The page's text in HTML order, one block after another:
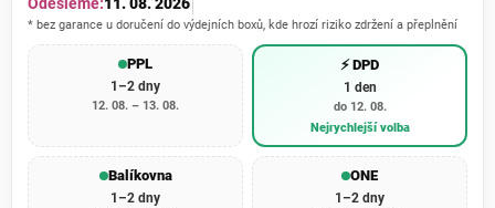
Odešleme:11. 08. 2026
* bez garance u doručení do výdejních boxů, kde hrozí riziko zdržení a přeplnění
PPL
1–2 dny
12. 08. – 13. 08.
⚡ DPD
1 den
do 12. 08.
Nejrychlejší volba
Balíkovna
1–2 dny
ONE
1–2 dny